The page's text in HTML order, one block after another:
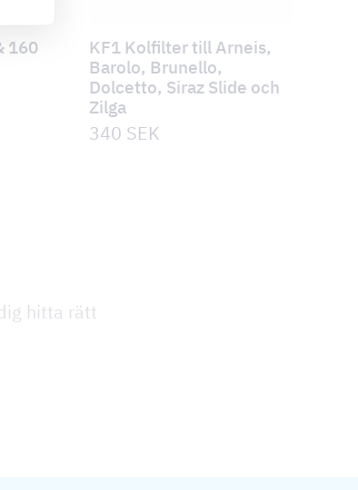
160
KF1 Kolfilter till Arneis,
Barolo, Brunello,
Dolcetto, Siraz Slide och
Zilga
340 SEK
hitta rätt